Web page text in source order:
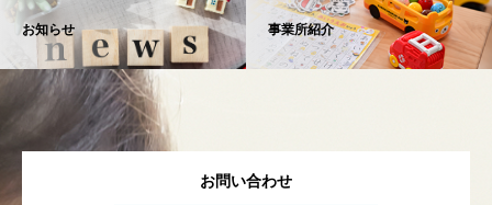
お知らせ 事業所紹介
お問い合わせ